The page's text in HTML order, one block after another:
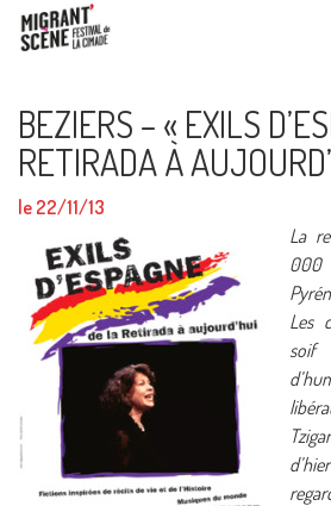
BEZIERS – « EXILS
RETIRADA À
le 22/11/13
La
000
Les